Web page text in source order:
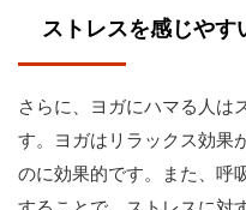
ストレスを感じやす
さらに、ヨガにハマる人は
す。ヨガはリラックス効果
のに効果的です。また、呼